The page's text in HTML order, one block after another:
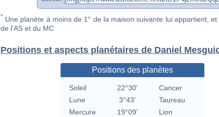
* Une planète à moins de 1° de la maison suivante lui appartient, et
de l'AS et du MC
Positions et aspects planétaires de Daniel
Positions des planètes
Soleil 22°30'
Cancer
Lune
3°43'
Taureau
Mercure
19°09'
Lion